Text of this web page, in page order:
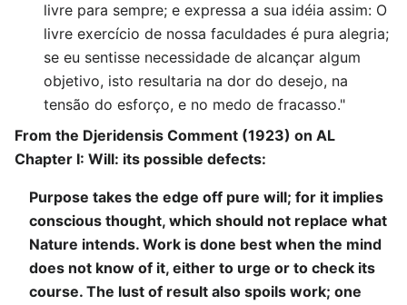
livre para sempre; e expressa a sua idéia assim: O
livre exercício de nossa faculdades é pura alegria;
se eu sentisse necessidade de alcançar algum
objetivo, isto resultaria na dor do desejo, na
tensão do esforço, e no medo de fracasso."
From the Djeridensis Comment (1923) on AL
Chapter I: Will: its possible defects:
Purpose takes the edge off pure will; for it implies
conscious thought, which should not replace what
Nature intends. Work is done best when the mind
does not know of it, either to urge or to check its
course. The lust of result also spoils work; one